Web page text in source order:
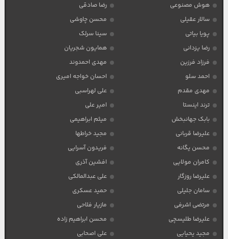
هوش مصنوعی
رضا صادقی
سالار عقیلی
محسن چاوشی
پویا بیاتی
سینا سرلک
رضا یزدانی
همایون شجریان
فرزاد فرزین
مهدی احمدوند
احمد سلو
احسان خواجه امیری
مهدی مقدم
علی لهراسبی
ترند اینستا
امیر علی
بابک جهانبخش
میثم ابراهیمی
علیرضا قربانی
مجید خراطها
محسن یگانه
فریدون آسرایی
کامران مولایی
افشین آذری
علیرضا روزگار
علی عبدالمالکی
سامان جلیلی
حمید عسکری
مرتضی اشرفی
مازیار فلاحی
علیرضا طلیسچی
محسن ابراهیم زاده
مجید یحیایی
علی اصحابی